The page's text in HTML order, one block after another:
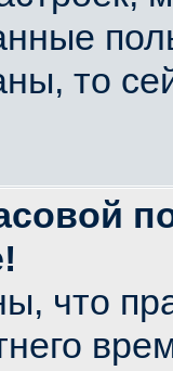
то
что